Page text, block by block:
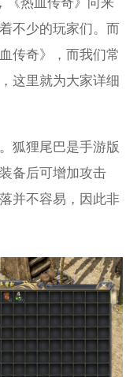
不少的玩家们。而
传奇》，而我们常
这里就为大家详细
狐狸尾巴是手游版
备后可增加攻击
并不容易，因此非